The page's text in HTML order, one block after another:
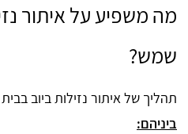
מה משפיע על איתור
שמש?
תהליך של איתור נזילות ביוב
ביניהם: